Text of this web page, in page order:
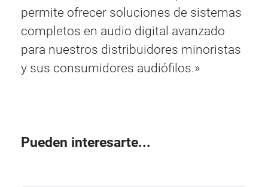
permite ofrecer soluciones de sistemas
completos en audio digital avanzado
para nuestros distribuidores minoristas
y sus consumidores audiófilos.»
Pueden interesarte...